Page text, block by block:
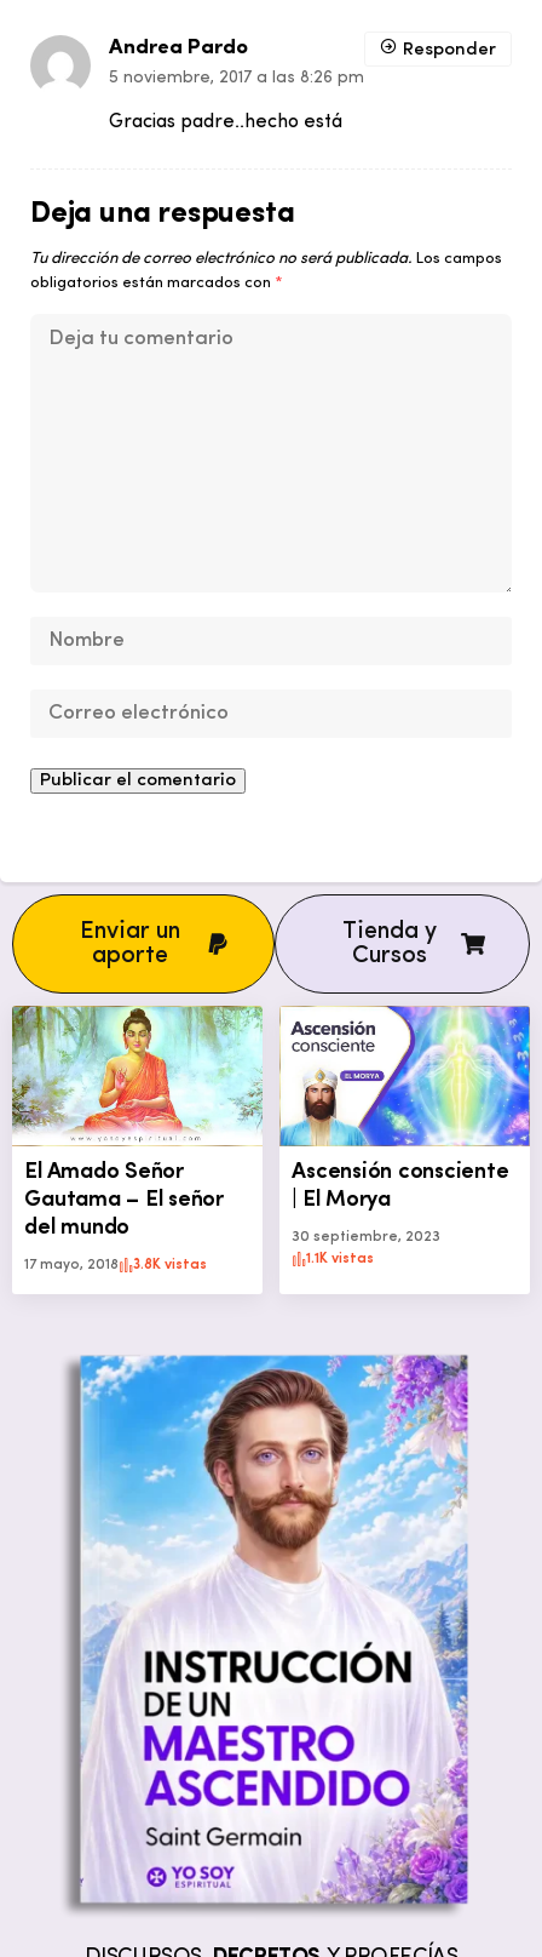
Andrea Pardo
5 noviembre, 2017 a las 8:26 pm
Gracias padre..hecho está
Responder
Deja una respuesta
Tu dirección de correo electrónico no será publicada. Los campos
obligatorios están marcados con *
Enviar un
aporte
Tienda y
Cursos
El Amado Señor
Gautama – El señor
del mundo
17 mayo, 2018 3.8K vistas
Ascensión consciente
| El Morya
30 septiembre, 2023
1.1K vistas